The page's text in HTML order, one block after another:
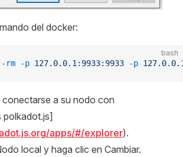
del docker:
bash
rm -p 127.0.0.1:9933:9933 -p
a su nodo con
polkadot.js]
apps/#/explorer).
local y haga clic en Cambiar.